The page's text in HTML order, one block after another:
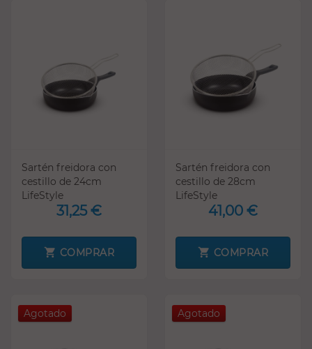
Sartén freidora con
cestillo de 24cm
LifeStyle
31,25 €
COMPRAR
Sartén freidora con
cestillo de 28cm
LifeStyle
41,00 €
COMPRAR
Agotado Agotado